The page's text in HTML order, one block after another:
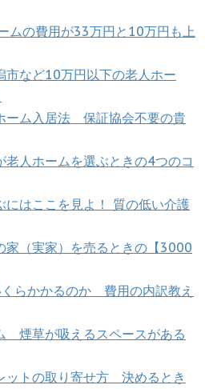
ムの費用が33万円と10万円も上
市など10万円以下の老人ホー
ーム入居法 保証協会不要の貴
老人ホームを選ぶときの4つのコ
にはここを見よ！ 質の低い介護
家（実家）を売るときの【3000
らかかるのか 費用の内訳教え
煙草が吸えるスペースがある
トの取り寄せ方 決めるとき